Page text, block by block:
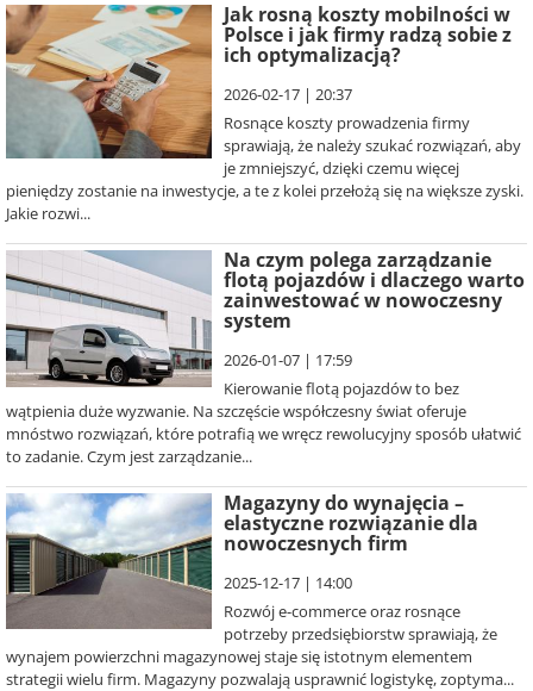
Jak rosną koszty mobilności w
Polsce i jak firmy radzą sobie z
ich optymalizacją?
2026-02-17 | 20:37
Rosnące koszty prowadzenia firmy
sprawiają, że należy szukać rozwiązań, aby
je zmniejszyć, dzięki czemu więcej
pieniędzy zostanie na inwestycje, a te z kolei przełożą się na większe zyski.
Jakie rozwi...
Na czym polega zarządzanie
flotą pojazdów i dlaczego warto
zainwestować w nowoczesny
system
2026-01-07 | 17:59
Kierowanie flotą pojazdów to bez
wątpienia duże wyzwanie. Na szczęście współczesny świat oferuje
mnóstwo rozwiązań, które potrafią we wręcz rewolucyjny sposób ułatwić
to zadanie. Czym jest zarządzanie...
Magazyny do wynajęcia –
elastyczne rozwiązanie dla
nowoczesnych firm
2025-12-17 | 14:00
Rozwój e-commerce oraz rosnące
potrzeby przedsiębiorstw sprawiają, że
wynajem powierzchni magazynowej staje się istotnym elementem
strategii wielu firm. Magazyny pozwalają usprawnić logistykę, zoptyma...